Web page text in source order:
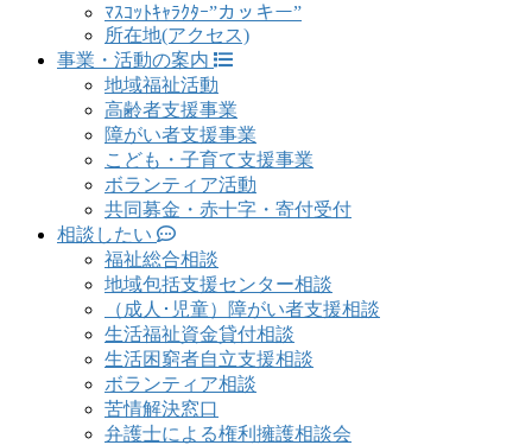
ﾏｽｺｯﾄｷｬﾗｸﾀｰ”カッキー”
所在地(アクセス)
事業・活動の案内
地域福祉活動
高齢者支援事業
障がい者支援事業
こども・子育て支援事業
ボランティア活動
共同募金・赤十字・寄付受付
相談したい
福祉総合相談
地域包括支援センター相談
（成人･児童）障がい者支援相談
生活福祉資金貸付相談
生活困窮者自立支援相談
ボランティア相談
苦情解決窓口
弁護士による権利擁護相談会